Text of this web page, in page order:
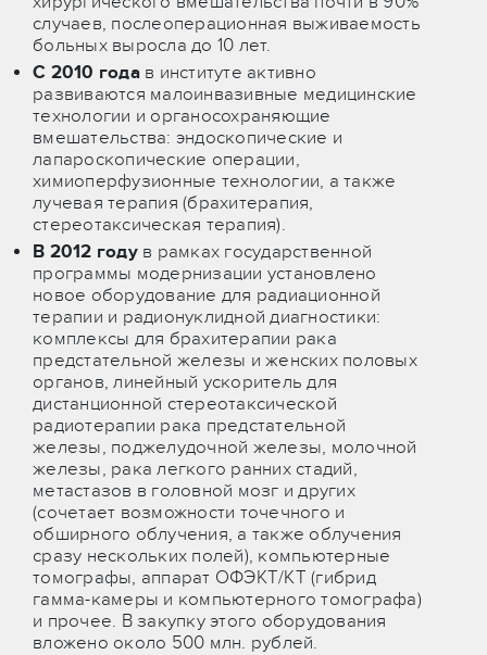
случаев, послеоперационная выживаемость
больных выросла до 10 лет.
С 2010 годав институте активно
развиваются малоинвазивные медицинские
технологии и органосохраняющие
вмешательства: эндоскопические и
лапароскопические операции,
химиоперфузионные технологии, а также
лучевая терапия (брахитерапия,
стереотаксическая терапия).
В 2012 году в рамках государственной
программы модернизации установлено
новое оборудование для радиационной
терапии и радионуклидной диагностики:
комплексы для брахитерапии рака
предстательной железы и женских половых
органов, линейный ускоритель для
дистанционной стереотаксической
радиотерапии рака предстательной
железы, поджелудочной железы, молочной
железы, рака легкого ранних стадий,
метастазов в головной мозг и других
(сочетает возможности точечного и
обширного облучения, а также облучения
сразу нескольких полей), компьютерные
томографы, аппарат ОФЭКТ/КТ (гибрид
гамма-камеры и компьютерного томографа)
и прочее. В закупку этого оборудования
вложено около 500 млн. рублей.